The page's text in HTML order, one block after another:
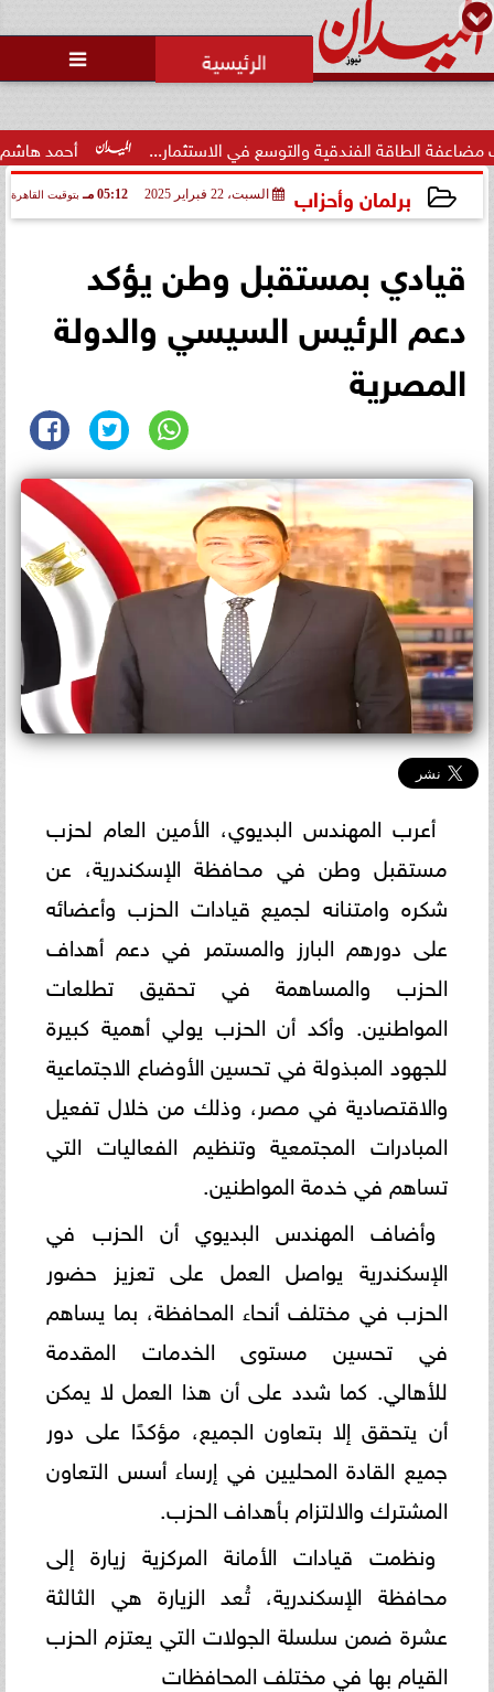

أحمد هاشم: الإعلام مُطالب والتوسع في الاستثمار...
برلمان وأحزاب السبت، 22 فبراير 2025 05:12 مـ بتوقيت القاهرة
قيادي بمستقبل وطن يؤكد
دعم الرئيس السيسي والدولة
المصرية
أعرب المهندس البديوي، الأمين العام لحزب
مستقبل وطن في محافظة الإسكندرية، عن
شكره وامتنانه لجميع قيادات الحزب وأعضائه
على دورهم البارز والمستمر في دعم أهداف
الحزب والمساهمة في تحقيق تطلعات
المواطنين. وأكد أن الحزب يولي أهمية كبيرة
للجهود المبذولة في تحسين الأوضاع الاجتماعية
والاقتصادية في مصر، وذلك من خلال تفعيل
المبادرات المجتمعية وتنظيم الفعاليات التي
تساهم في خدمة المواطنين.
وأضاف المهندس البديوي أن الحزب في
الإسكندرية يواصل العمل على تعزيز حضور
الحزب في مختلف أنحاء المحافظة، بما يساهم
في تحسين مستوى الخدمات المقدمة
للأهالي. كما شدد على أن هذا العمل لا يمكن
أن يتحقق إلا بتعاون الجميع، مؤكدًا على دور
جميع القادة المحليين في إرساء أسس التعاون
المشترك والالتزام بأهداف الحزب.
ونظمت قيادات الأمانة المركزية زيارة إلى
محافظة الإسكندرية، تُعد الزيارة هي الثالثة
عشرة ضمن سلسلة الجولات التي يعتزم الحزب
القيام بها في مختلف المحافظات
رئيس منيا القمح بالشرقية: تبذل
جهوداً مكثفة لتحسين الخدمات